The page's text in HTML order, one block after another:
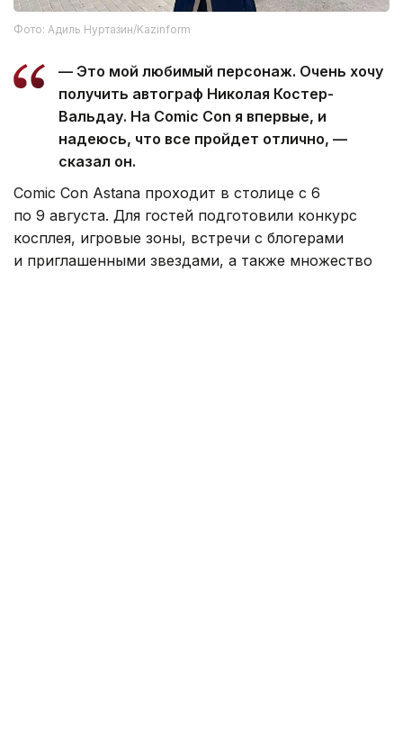
Фото: Адиль Нуртазин/Kazinform
— Это мой любимый персонаж. Очень хочу
получить автограф Николая Костер-
Вальдау. На Comic Con я впервые, и
надеюсь, что все пройдет отлично, —
сказал он.
Comic Con Astana проходит в столице с 6
по 9 августа. Для гостей подготовили конкурс
косплея, игровые зоны, встречи с блогерами
и приглашенными звездами, а также множество